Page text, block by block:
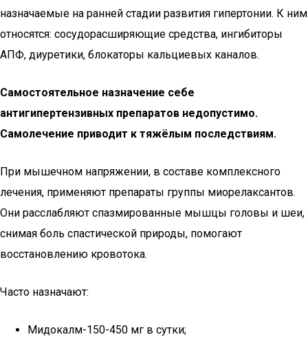
назначаемые на ранней стадии развития гипертонии. К ним
относятся: сосудорасширяющие средства, ингибиторы
АПФ, диуретики, блокаторы кальциевых каналов.
Самостоятельное назначение себе
антигипертензивных препаратов недопустимо.
Самолечение приводит к тяжёлым последствиям.
При мышечном напряжении, в составе комплексного
лечения, применяют препараты группы миорелаксантов.
Они расслабляют спазмированные мышцы головы и шеи,
снимая боль спастической природы, помогают
восстановлению кровотока.
Часто назначают:
Мидокалм-150-450 мг в сутки;